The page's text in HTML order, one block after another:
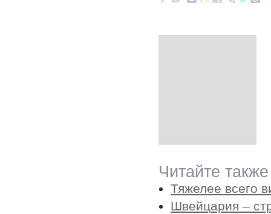
Читайте
Тяжелее всего
Швейцария –